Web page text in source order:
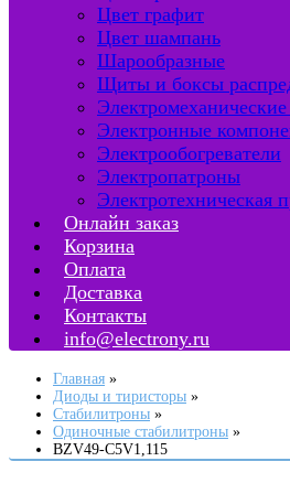
Цвет графит
Цвет шампань
Шарообразные
Щиты и боксы
Электронные
Электрообогреватели
Электропатроны
Электротехническая
Онлайн заказ
Корзина
Оплата
Доставка
Контакты
info@electrony.ru
Главная
Диоды и тиристоры
Стабилитроны
Одиночные стабилитроны
BZV49-C5V1,115